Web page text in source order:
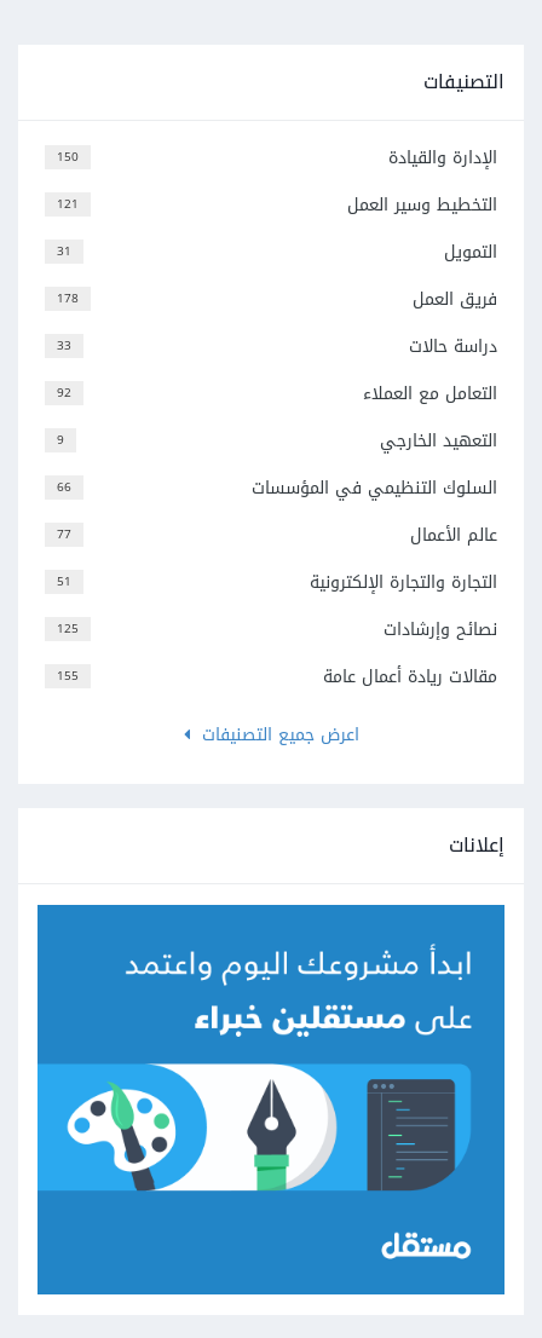
التصنيفات
150 الإدارة والقيادة
121 التخطيط وسير العمل
31 التمويل
178 فريق العمل
33 دراسة حالات
92 التعامل مع العملاء
9 التعهيد الخارجي
66 السلوك التنظيمي في المؤسسات
77 عالم الأعمال
51 التجارة والتجارة الإلكترونية
125 نصائح وإرشادات
155
مقالات ريادة أعمال عامة
اعرض جميع التصنيفات
إعلانات